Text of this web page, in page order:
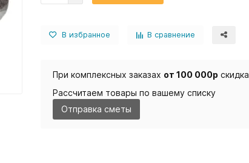
В избранное В сравнение
При комплексных заказах от 100 000р скидка
Рассчитаем товары по вашему списку
Отправка сметы